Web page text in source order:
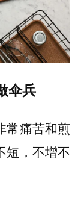
伞兵
常痛苦和煎
短，不增不